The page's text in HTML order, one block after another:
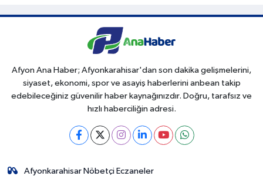
Afyon Ana Haber; Afyonkarahisar'dan son dakika gelişmelerini,
siyaset, ekonomi, spor ve asayiş haberlerini anbean takip
edebileceğiniz güvenilir haber kaynağınızdır. Doğru, tarafsız ve
hızlı haberciliğin adresi.
Afyonkarahisar Nöbetçi Eczaneler